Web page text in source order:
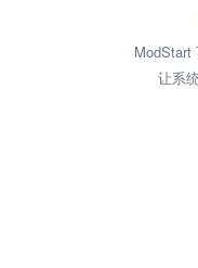
ModStart
让系